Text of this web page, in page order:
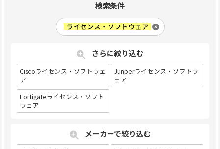
検索条件
ライセンス・ソフトウェア
さらに絞り込む
Ciscoライセンス・ソフトウェ
ア
Junperライセンス・ソフトウ
ェア
Fortigateライセンス・ソフト
ウェア
メーカーで絞り込む